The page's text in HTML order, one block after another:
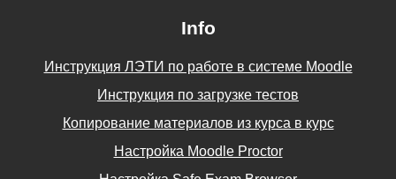
Info
Инструкция ЛЭТИ по работе в системе Moodle
Инструкция по загрузке тестов
Копирование материалов из курса в курс
Настройка Moodle Proctor